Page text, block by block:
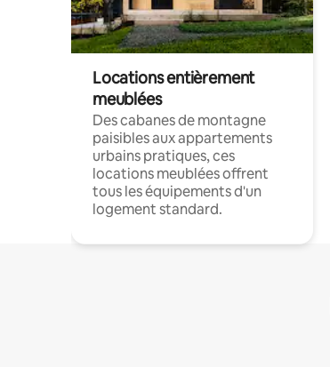
Locations entièrement
meublées
Des cabanes de montagne
paisibles aux appartements
urbains pratiques, ces
locations meublées offrent
tous les équipements d'un
logement standard.